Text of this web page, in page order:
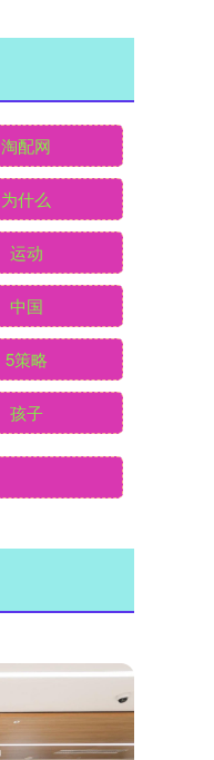
淘配网
为什么
运动
中国
5策略
孩子